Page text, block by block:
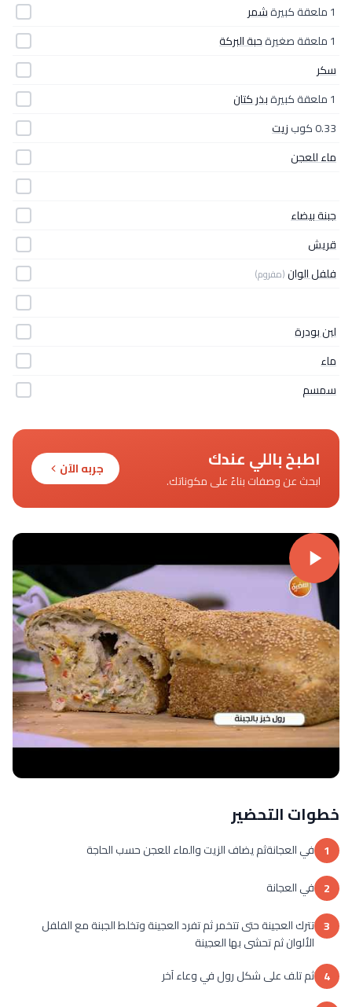
1 ملعقة كبيرة
شمر
1 ملعقة صغيرة
حبة البركة
سكر
1 ملعقة كبيرة
بذر كتان
0.33 كوب
زيت
ماء للعجن
جبنة بيضاء
قريش
فلفل الوان(مفروم)
لبن بودرة
ماء
سمسم
اطبخ باللي عندك
ابحث عن وصفات بناءً على مكوناتك.
جربه الآن
خطوات التحضير
1 في العجانةثم يضاف الزيت والماء للعجن حسب الحاجة
2 في العجانة
3 تترك العجينة حتى تتخمر ثم تفرد العجينة وتخلط الجبنة مع الفلفل
الألوان ثم تحشى بها العجينة
4 ثم تلف على شكل رول في وعاء آخر